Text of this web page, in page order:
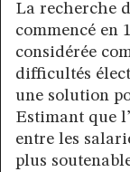
La recherche
commencé en
considérée
difficultés
une solution
Estimant que
entre les
plus